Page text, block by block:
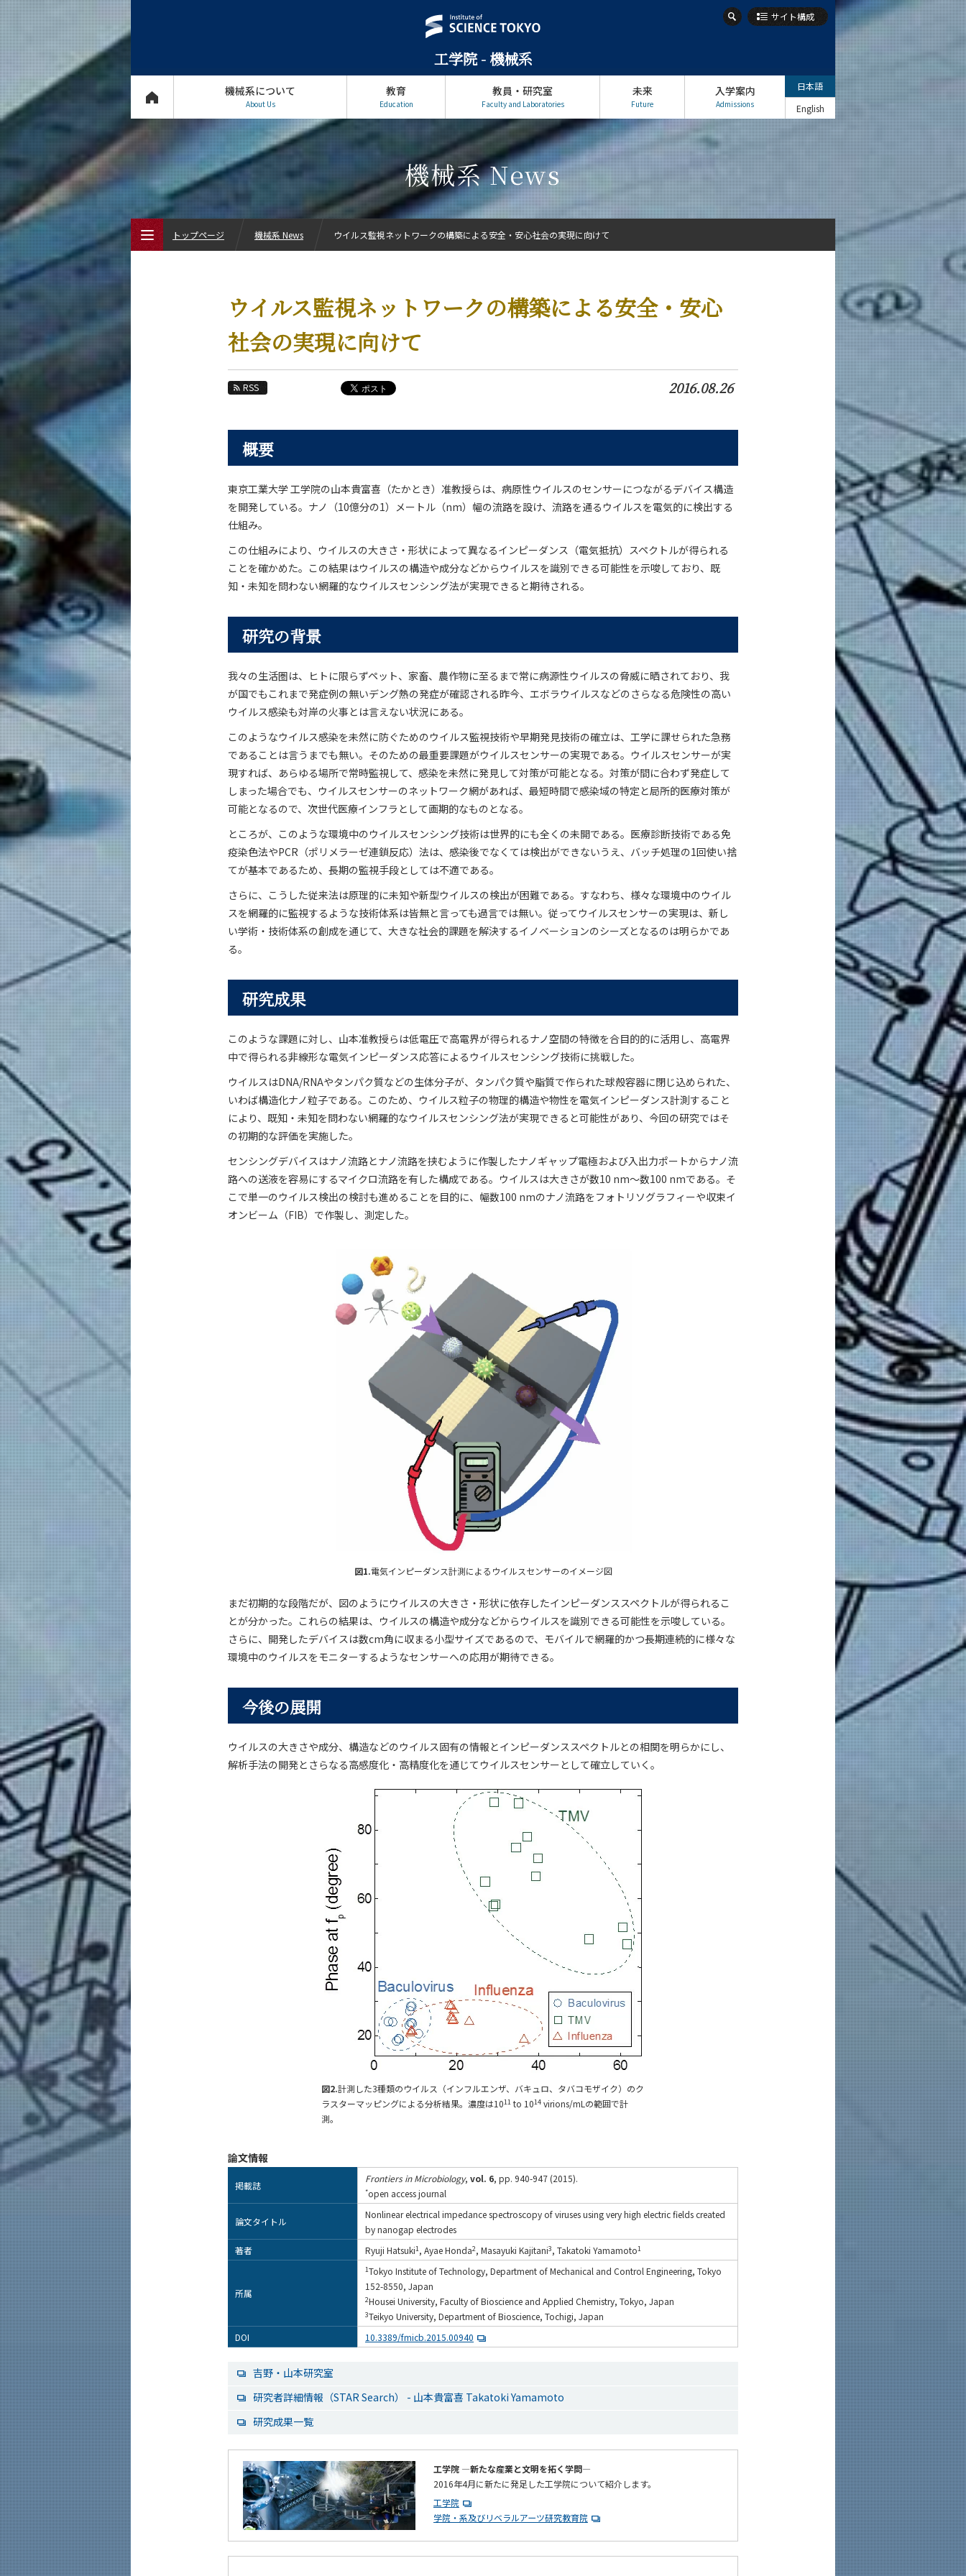
工学院 - 機械系
サイト構成
機械系について
About Us
教育
Education
教員・研究室
Faculty and Laboratories
未来
Future
入学案内
Admissions
日本語
English
機械系 News
ウイルス監視ネットワークの構築による安全・安心
社会の実現に向けて
RSS 2016.08.26
概要
東京工業大学 工学院の山本貴富喜（たかとき）准教授らは、病原性ウイルスのセンサーにつながるデバイス構造
を開発している。ナノ（10億分の1）メートル（nm）幅の流路を設け、流路を通るウイルスを電気的に検出する
仕組み。
この仕組みにより、ウイルスの大きさ・形状によって異なるインピーダンス（電気抵抗）スペクトルが得られる
ことを確かめた。この結果はウイルスの構造や成分などからウイルスを識別できる可能性を示唆しており、既
知・未知を問わない網羅的なウイルスセンシング法が実現できると期待される。
研究の背景
我々の生活圏は、ヒトに限らずペット、家畜、農作物に至るまで常に病源性ウイルスの脅威に晒されており、我
が国でもこれまで発症例の無いデング熱の発症が確認される昨今、エボラウイルスなどのさらなる危険性の高い
ウイルス感染も対岸の火事とは言えない状況にある。
このようなウイルス感染を未然に防ぐためのウイルス監視技術や早期発見技術の確立は、工学に課せられた急務
であることは言うまでも無い。そのための最重要課題がウイルスセンサーの実現である。ウイルスセンサーが実
現すれば、あらゆる場所で常時監視して、感染を未然に発見して対策が可能となる。対策が間に合わず発症して
しまった場合でも、ウイルスセンサーのネットワーク網があれば、最短時間で感染域の特定と局所的医療対策が
可能となるので、次世代医療インフラとして画期的なものとなる。
ところが、このような環境中のウイルスセンシング技術は世界的にも全くの未開である。医療診断技術である免
疫染色法やPCR（ポリメラーゼ連鎖反応）法は、感染後でなくては検出ができないうえ、バッチ処理の1回使い捨
てが基本であるため、長期の監視手段としては不適である。
さらに、こうした従来法は原理的に未知や新型ウイルスの検出が困難である。すなわち、様々な環境中のウイル
スを網羅的に監視するような技術体系は皆無と言っても過言では無い。従ってウイルスセンサーの実現は、新し
い学術・技術体系の創成を通じて、大きな社会的課題を解決するイノベーションのシーズとなるのは明らかであ
る。
研究成果
このような課題に対し、山本准教授らは低電圧で高電界が得られるナノ空間の特徴を合目的的に活用し、高電界
中で得られる非線形な電気インピーダンス応答によるウイルスセンシング技術に挑戦した。
ウイルスはDNA/RNAやタンパク質などの生体分子が、タンパク質や脂質で作られた球殻容器に閉じ込められた、
いわば構造化ナノ粒子である。このため、ウイルス粒子の物理的構造や物性を電気インピーダンス計測すること
により、既知・未知を問わない網羅的なウイルスセンシング法が実現できると可能性があり、今回の研究ではそ
の初期的な評価を実施した。
センシングデバイスはナノ流路とナノ流路を挟むように作製したナノギャップ電極および入出力ポートからナノ流
路への送液を容易にするマイクロ流路を有した構成である。ウイルスは大きさが数10 nm～数100 nmである。そ
こで単一のウイルス検出の検討も進めることを目的に、幅数100 nmのナノ流路をフォトリソグラフィーや収束イ
オンビーム（FIB）で作製し、測定した。
図1.電気インピーダンス計測によるウイルスセンサーのイメージ図
まだ初期的な段階だが、図のようにウイルスの大きさ・形状に依存したインピーダンススペクトルが得られるこ
とが分かった。これらの結果は、ウイルスの構造や成分などからウイルスを識別できる可能性を示唆している。
さらに、開発したデバイスは数cm角に収まる小型サイズであるので、モバイルで網羅的かつ長期連続的に様々な
環境中のウイルスをモニターするようなセンサーへの応用が期待できる。
今後の展開
ウイルスの大きさや成分、構造などのウイルス固有の情報とインピーダンススペクトルとの相関を明らかにし、
解析手法の開発とさらなる高感度化・高精度化を通じてウイルスセンサーとして確立していく。
図2.計測した3種類のウイルス（インフルエンザ、バキュロ、タバコモザイク）のク
ラスターマッピングによる分析結果。濃度は1011 to 1014 virions/mLの範囲で計
測。
論文情報
掲載誌
Frontiers in Microbiology, vol. 6, pp. 940-947 (2015).
*open access journal
論文タイトル
Nonlinear electrical impedance spectroscopy of viruses using very high electric fields created
by nanogap electrodes
著者
Ryuji Hatsuki1, Ayae Honda2, Masayuki Kajitani3, Takatoki Yamamoto1
所属
1Tokyo Institute of Technology, Department of Mechanical and Control Engineering, Tokyo
152-8550, Japan
2Housei University, Faculty of Bioscience and Applied Chemistry, Tokyo, Japan
3Teikyo University, Department of Bioscience, Tochigi, Japan
DOI
10.3389/fmicb.2015.00940
吉野・山本研究室
研究者詳細情報（STAR Search） - 山本貴富喜 Takatoki Yamamoto
研究成果一覧
工学院 ―新たな産業と文明を拓く学問―
2016年4月に新たに発足した工学院について紹介します。
工学院
学院・系及びリベラルアーツ研究教育院
トップページ 機械系 News ウイルス監視ネットワークの構築による安全・安心社会の実現に向けて
イベントカレンダー